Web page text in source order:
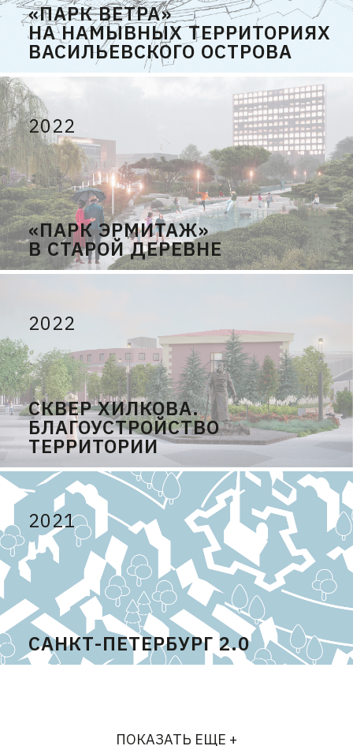
«ПАРК ВЕТРА»
НА НАМЫВНЫХ ТЕРРИТОРИЯХ
ВАСИЛЬЕВСКОГО ОСТРОВА
«ПАРК ЭРМИТАЖ»
В СТАРОЙ ДЕРЕВНЕ
2022
СКВЕР ХИЛКОВА.
БЛАГОУСТРОЙСТВО
ТЕРРИТОРИИ
2022
САНКТ-ПЕТЕРБУРГ 2.0
2021
ПОКАЗАТЬ ЕЩЕ +